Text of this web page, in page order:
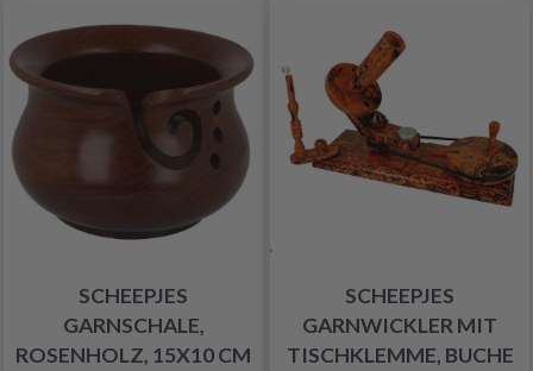
SCHEEPJES
GARNSCHALE,
ROSENHOLZ, 15X10 CM
SCHEEPJES
GARNWICKLER MIT
TISCHKLEMME, BUCHE